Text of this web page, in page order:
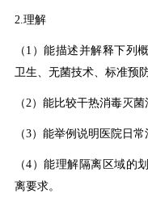
2.理解
（1）能描述并解释下列
卫生、无菌技术、标准预
（2）能比较干热消毒灭
（3）能举例说明医院日
（4）能理解隔离区域的
离要求。